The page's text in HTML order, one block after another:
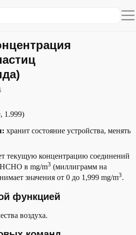
устройства
1.999)
хранит состояние устройства, менять
текущую концентрацию соединений
в mg/m3 (миллиграмм на
значения от 0 до 1,999 mg/m3.
функцией
воздуха.